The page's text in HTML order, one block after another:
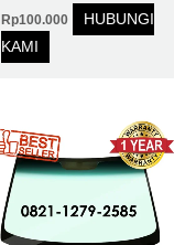
Rp100.000
HUBUNGI
KAMI